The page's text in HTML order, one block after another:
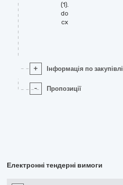
(1).
do
cx
+ Інформація по закупівлі
- Пропозиції
Електронні тендерні вимоги